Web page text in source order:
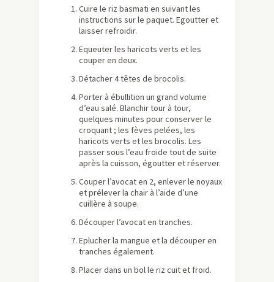
Cuire le riz basmati en suivant les
instructions sur le paquet. Egoutter et
laisser refroidir.
Equeuter les haricots verts et les
couper en deux.
Détacher 4 têtes de brocolis.
Porter à ébullition un grand volume
d’eau salé. Blanchir tour à tour,
quelques minutes pour conserver le
croquant ; les fèves pelées, les
haricots verts et les brocolis. Les
passer sous l’eau froide tout de suite
après la cuisson, égoutter et réserver.
Couper l’avocat en 2, enlever le noyaux
et prélever la chair à l’aide d’une
cuillère à soupe.
Découper l’avocat en tranches.
Eplucher la mangue et la découper en
tranches également.
Placer dans un bol le riz cuit et froid.